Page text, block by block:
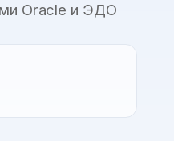
Oracle и ЭДО